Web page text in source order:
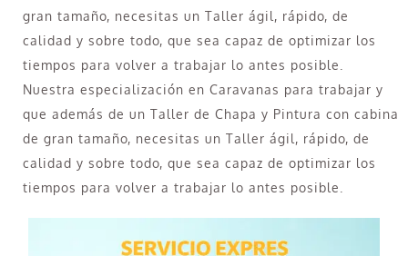
gran tamaño, necesitas un Taller ágil, rápido, de
calidad y sobre todo, que sea capaz de optimizar los
tiempos para volver a trabajar lo antes posible.
Nuestra especialización en Caravanas para trabajar y
que además de un Taller de Chapa y Pintura con cabina
de gran tamaño, necesitas un Taller ágil, rápido, de
calidad y sobre todo, que sea capaz de optimizar los
tiempos para volver a trabajar lo antes posible.